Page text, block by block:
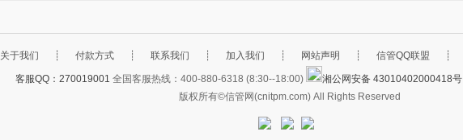
关于我们 ┊ 付款方式 ┊ 联系我们 ┊ 加入我们 ┊ 网站声明 ┊ 信管QQ联盟 ┊
客服QQ：270019001 全国客服热线：400-880-6318 (8:30--18:00) 湘公网安备 43010402000418号
版权所有©信管网(cnitpm.com) All Rights Reserved